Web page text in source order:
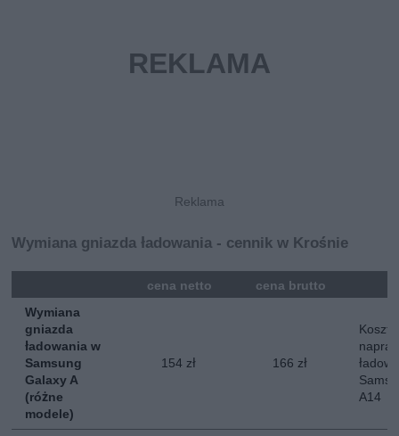
Wymiana gniazda ładowania - cennik w Krośnie
cena netto cena brutto
Wymiana
gniazda
ładowania w
Samsung
Galaxy A
(różne
modele)
154 zł 166 zł
Koszt
A14